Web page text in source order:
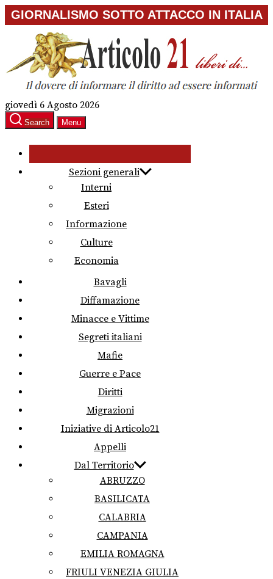
Skip
to
content
GIORNALISMO SOTTO ATTACCO IN ITALIA
giovedì 6 Agosto 2026
Search Menu
Sezioni generali
Interni
Esteri
Informazione
Culture
Economia
Bavagli
Diffamazione
Minacce e Vittime
Segreti italiani
Mafie
Guerre e Pace
Diritti
Migrazioni
Iniziative di Articolo21
Appelli
Dal Territorio
ABRUZZO
BASILICATA
CALABRIA
CAMPANIA
EMILIA ROMAGNA
FRIULI VENEZIA GIULIA